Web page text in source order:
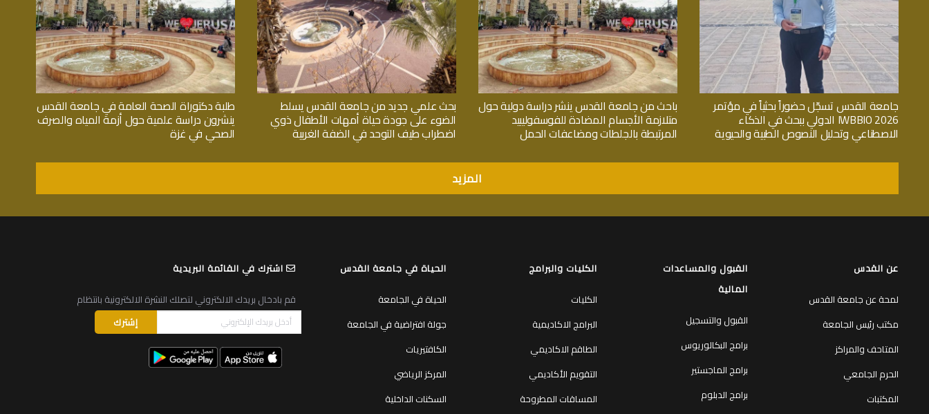
جامعة القدس تسجّل حضوراً بحثياً في مؤتمر
IWBBIO 2026 الدولي ببحث في الذكاء
الاصطناعي وتحليل النصوص الطبية والحيوية
باحث من جامعة القدس ينشر دراسة دولية حول
متلازمة الأجسام المضادة للفوسفوليبيد
المرتبطة بالجلطات ومضاعفات الحمل
بحث علمي جديد من جامعة القدس يسلط
الضوء على جودة حياة أمهات الأطفال ذوي
اضطراب طيف التوحد في الضفة الغربية
طلبة دكتوراة الصحة العامة في جامعة القدس
ينشرون دراسة علمية حول أزمة المياه والصرف
الصحي في غزة
المزيد
عن القدس
لمحة عن جامعة القدس
مكتب رئيس الجامعة
المتاحف والمراكز
الحرم الجامعي
المكتبات
القبول والمساعدات
المالية
القبول والتسجيل
برامج البكالوريوس
برامج الماجستير
برامج الدبلوم
الكليات والبرامج
الكليات
البرامج الاكاديمية
الطاقم الاكاديمي
التقويم الأكاديمي
المساقات المطروحة
الحياة في جامعة القدس
الحياة في الجامعة
جولة افتراضية في الجامعة
الكافتيريات
المركز الرياضي
السكنات الداخلية
اشترك في القائمة البريدية
قم بادخال بريدك الالكتروني لتصلك النشرة الالكترونية بانتظام